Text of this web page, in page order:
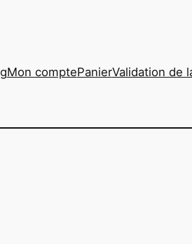
Mon comptePanierValidation de